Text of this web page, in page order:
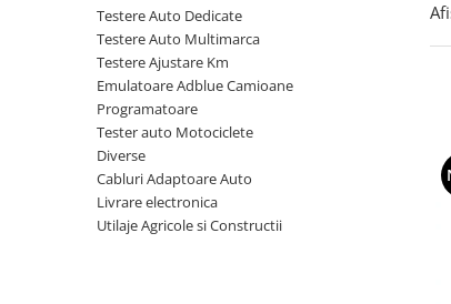
Utilaje Agricole si Constructii
Testere Auto Dedicate
Testere Auto Multimarca
Testere Ajustare Km
Emulatoare Adblue Camioane
Programatoare
Tester auto Motociclete
Diverse
Cabluri Adaptoare Auto
Livrare electronica
Utilaje Agricole si Constructii